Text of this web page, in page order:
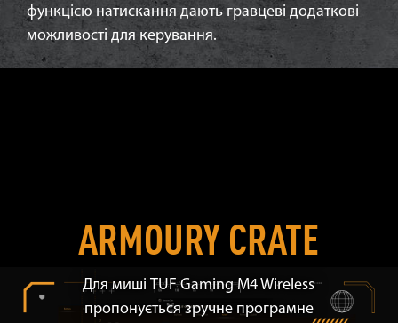
функцією натискання дають гравцеві додаткові
можливості для керування.
ARMOURY CRATE
Для миші TUF Gaming M4 Wireless
пропонується зручне програмне